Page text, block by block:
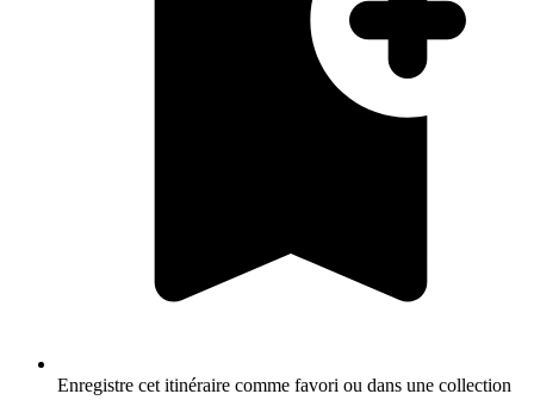
Enregistre cet itinéraire comme favori ou dans une collection